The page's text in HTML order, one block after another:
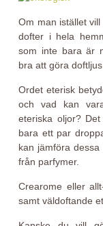
Om man istället
dofter i hela
som inte bara är
bra att göra doftljus
Ordet eterisk
och vad kan
eteriska oljor?
bara ett par
kan jämföra
från parfymer.
Crearome eller
samt väldoftande